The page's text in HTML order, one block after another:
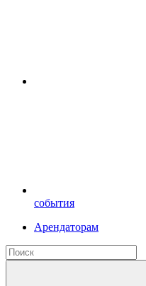
события
Арендаторам